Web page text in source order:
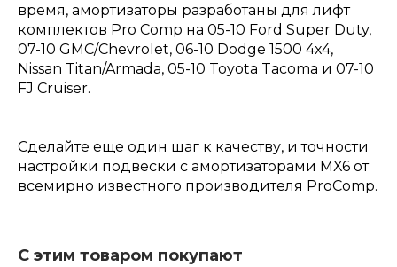
время, амортизаторы разработаны для лифт
комплектов Pro Comp на 05-10 Ford Super Duty,
07-10 GMC/Chevrolet, 06-10 Dodge 1500 4x4,
Nissan Titan/Armada, 05-10 Toyota Tacoma и 07-10
FJ Cruiser.
Сделайте еще один шаг к качеству, и точности
настройки подвески с амортизаторами MX6 от
всемирно известного производителя ProComp.
С этим товаром покупают